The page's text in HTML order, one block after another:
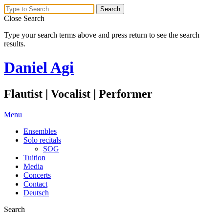
Close Search
Type your search terms above and press return to see the search
results.
Daniel Agi
Flautist | Vocalist | Performer
Menu
Ensembles
Solo recitals
SOG
Tuition
Media
Concerts
Contact
Deutsch
Search